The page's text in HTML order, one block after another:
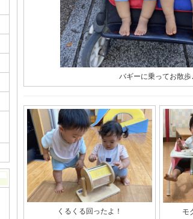
バギーに乗ってお散
くるくる回ったよ！ モ